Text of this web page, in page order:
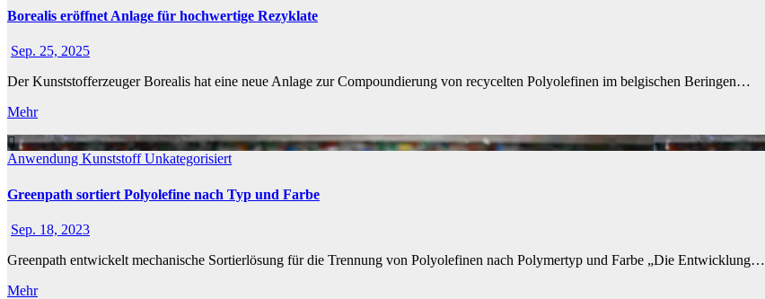
Borealis eröffnet Anlage für hochwertige Rezyklate
Sep. 25, 2025
Der Kunststofferzeuger Borealis hat eine neue Anlage zur Compoundierung von recycelten Polyolefinen im belgischen Beringen…
Mehr
Anwendung KunststoffUnkategorisiert
Greenpath sortiert Polyolefine nach Typ und Farbe
Sep. 18, 2023
Greenpath entwickelt mechanische Sortierlösung für die Trennung von Polyolefinen nach Polymertyp und Farbe „Die Entwicklung…
Mehr